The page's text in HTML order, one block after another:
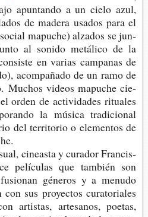
apun­tan­do a un cielo azul,
de made­ra usa­dos para el
mapu­che) alza­dos se jun­
al soni­do metá­li­co de la
en varias cam­pa­nas de
acom­pa­ña­do de un ramo de
Muchos videos mapu­che cie­
orden de acti­vi­da­des ritua­les
la músi­ca tra­di­cio­nal
del terri­to­rio o ele­men­tos de
cineas­ta y cura­dor Fran­cis­
pelí­cu­las que tam­bién son
géne­ros y a menu­do
sus pro­yec­tos cura­to­ria­les
artis­tas, arte­sa­nos, poe­tas,